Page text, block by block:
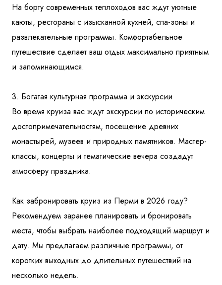
На борту современных теплоходов вас ждут уютные
каюты, рестораны с изысканной кухней, спа-зоны и
развлекательные программы. Комфортабельное
путешествие сделает ваш отдых максимально приятным
и запоминающимся.
3. Богатая культурная программа и экскурсии
Во время круиза вас ждут экскурсии по историческим
достопримечательностям, посещение древних
монастырей, музеев и природных памятников. Мастер-
классы, концерты и тематические вечера создадут
атмосферу праздника.
Как забронировать круиз из Перми в 2026 году?
Рекомендуем заранее планировать и бронировать
места, чтобы выбрать наиболее подходящий маршрут и
дату. Мы предлагаем различные программы, от
коротких выходных до длительных путешествий на
несколько недель.